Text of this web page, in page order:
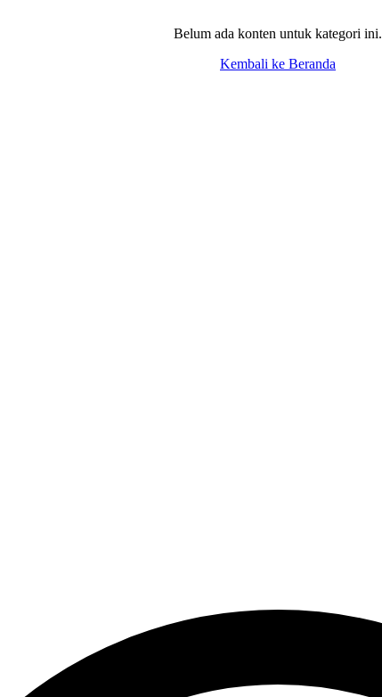
Belum ada konten untuk kategori ini.
Kembali ke Beranda